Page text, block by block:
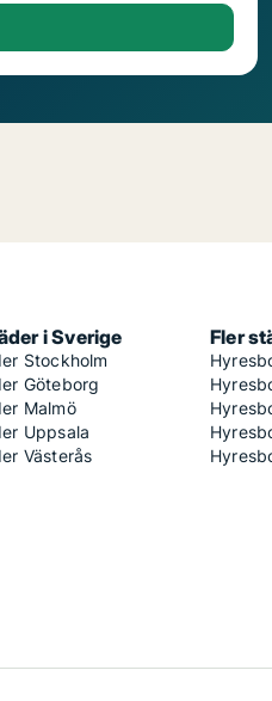
i Sverige
Stockholm
Göteborg
Malmö
Uppsala
Västerås
Fler